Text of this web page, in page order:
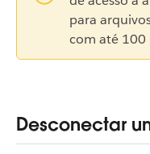
para
com até 100
Desconectar